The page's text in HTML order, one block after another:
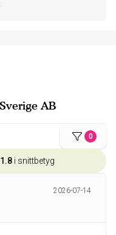
AB
0
1.8 i snittbetyg
2026-07-14